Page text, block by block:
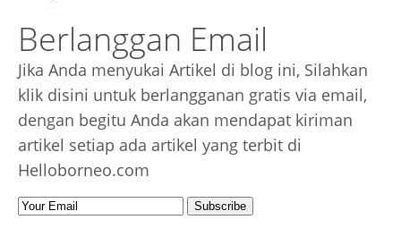
Berlanggan Email
Jika Anda menyukai Artikel di blog ini, Silahkan
klik disini untuk berlangganan gratis via email,
dengan begitu Anda akan mendapat kiriman
artikel setiap ada artikel yang terbit di
Helloborneo.com